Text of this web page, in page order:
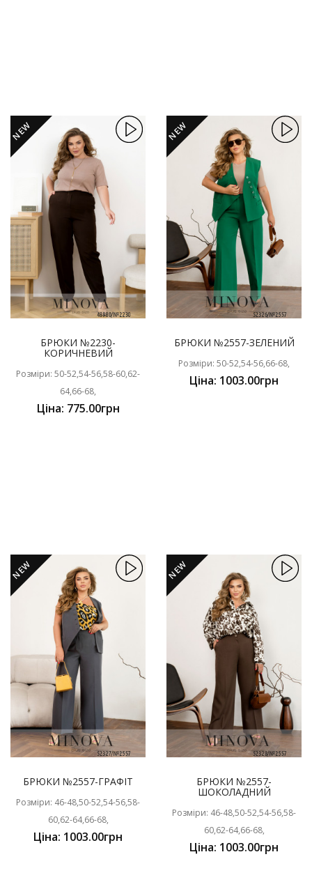
NEW
БРЮКИ №2230-
КОРИЧНЕВИЙ
Розміри: 50-52,54-56,58-60,62-
64,66-68,
Ціна: 775.00грн
NEW
БРЮКИ №2557-ЗЕЛЕНИЙ
Розміри: 50-52,54-56,66-68,
Ціна: 1003.00грн
NEW
БРЮКИ №2557-ГРАФІТ
Розміри: 46-48,50-52,54-56,58-
60,62-64,66-68,
Ціна: 1003.00грн
NEW
БРЮКИ №2557-
ШОКОЛАДНИЙ
Розміри: 46-48,50-52,54-56,58-
60,62-64,66-68,
Ціна: 1003.00грн